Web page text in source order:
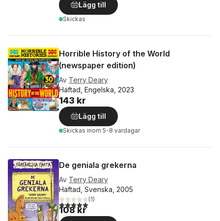
Lägg till
Skickas
Horrible History of the World
(newspaper edition)
Av Terry Deary
Häftad, Engelska, 2023
143 kr
Lägg till
Skickas inom 5-8 vardagar
De geniala grekerna
Av Terry Deary
Häftad, Svenska, 2005
5,0utav 5 stjärnor. Totalt antal röster:
(1)
108 kr